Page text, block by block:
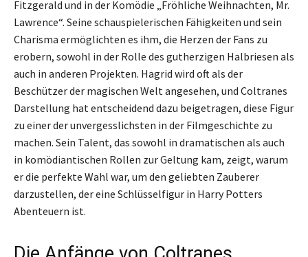
Fitzgerald und in der Komödie „Fröhliche Weihnachten, Mr.
Lawrence“. Seine schauspielerischen Fähigkeiten und sein
Charisma ermöglichten es ihm, die Herzen der Fans zu
erobern, sowohl in der Rolle des gutherzigen Halbriesen als
auch in anderen Projekten. Hagrid wird oft als der
Beschützer der magischen Welt angesehen, und Coltranes
Darstellung hat entscheidend dazu beigetragen, diese Figur
zu einer der unvergesslichsten in der Filmgeschichte zu
machen. Sein Talent, das sowohl in dramatischen als auch
in komödiantischen Rollen zur Geltung kam, zeigt, warum
er die perfekte Wahl war, um den geliebten Zauberer
darzustellen, der eine Schlüsselfigur in Harry Potters
Abenteuern ist.